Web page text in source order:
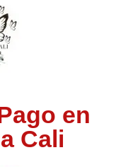
en
Cali